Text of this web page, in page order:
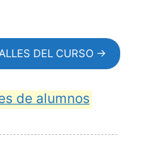
DEL CURSO →
de alumnos